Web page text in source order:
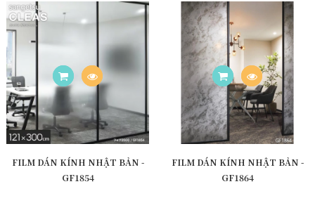
FILM DÁN KÍNH NHẬT BẢN -
GF1854
FILM DÁN KÍNH NHẬT BẢN -
GF1864